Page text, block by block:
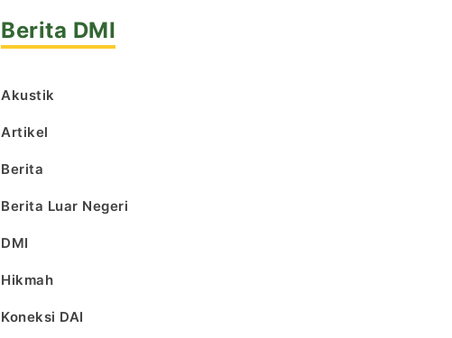
Berita DMI
Akustik
Artikel
Berita
Berita Luar Negeri
DMI
Hikmah
Koneksi DAI